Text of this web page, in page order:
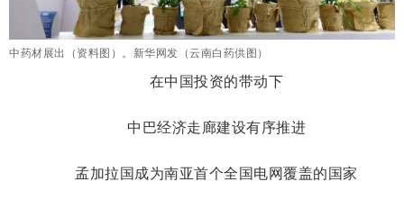
中药材展出（资料图）。新华网发（云南白药供图）
在中国投资的带动下
中巴经济走廊建设有序推进
孟加拉国成为南亚首个全国电网覆盖的国家